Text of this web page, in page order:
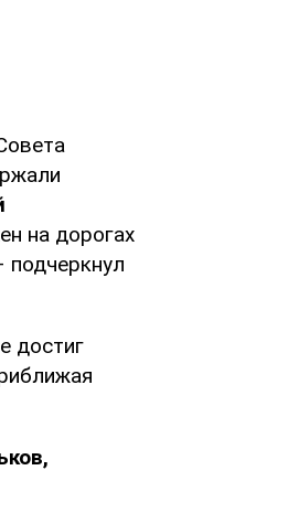
на дорогах
подчеркнул
достиг